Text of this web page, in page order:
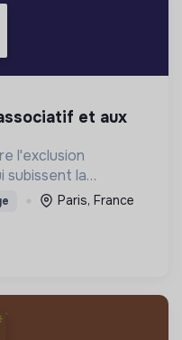
l'exclusion
subissent la
des services du
Paris, France